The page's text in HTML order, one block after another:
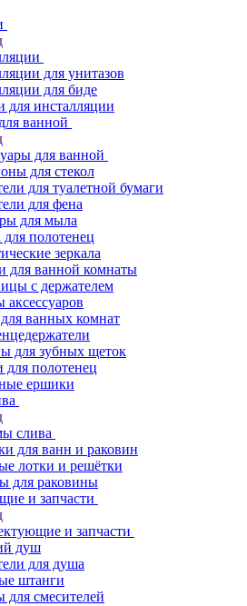
для унитазов
для биде
для инсталляции
ванной
для ванной
для стекол
для туалетной бумаги
для фена
для мыла
полотенец
зеркала
для ванной комнаты
с держателем
ванных комнат
для зубных щеток
для полотенец
ершики
слива
для ванн и раковин
лотки и решётки
для раковины
и запчасти
и запчасти
душ
для душа
штанги
для смесителей